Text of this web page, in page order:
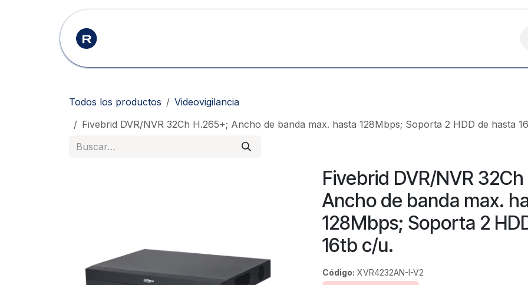
Todos los productos
Videovigilancia
Fivebrid DVR/NVR 32Ch H.265+; Ancho de banda max. hasta 128Mbps; Soporta 2 HDD de hasta
Fivebrid DVR/NVR
Ancho de banda max.
128Mbps; Soporta 2
16tb c/u.
Código: XVR4232AN-I-V2